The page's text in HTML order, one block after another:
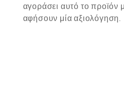
αγοράσει αυτό το προϊόν
αφήσουν μία αξιολόγηση.